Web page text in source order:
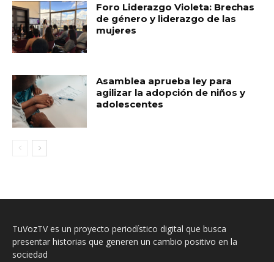
Foro Liderazgo Violeta: Brechas
de género y liderazgo de las
mujeres
Asamblea aprueba ley para
agilizar la adopción de niños y
adolescentes
TuVozTV es un proyecto periodístico digital que busca
presentar historias que generen un cambio positivo en la
sociedad